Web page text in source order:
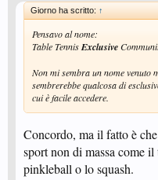
Giorno ha scritto: ↑
Pensavo al nome:
Table TennisExclusive
Non mi sembra un nome venuto
sembrerebbe qualcosa di
cui è facile accedere.
Concordo, ma il fatto è
sport non di massa come
pinkleball o lo squash.